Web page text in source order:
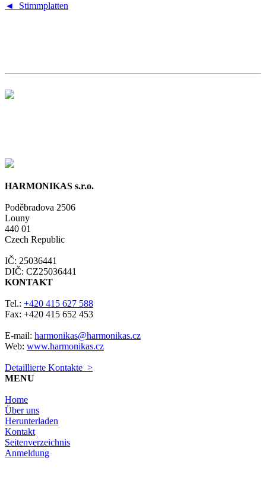
◄ Stimmplatten
HARMONIKAS s.r.o.
Poděbradova 2506
Louny
440 01
Czech Republic
IČ: 25036441
DIČ: CZ25036441
KONTAKT
Tel.: +420 415 627 588
Fax: +420 415 652 453
E-mail: harmonikas@harmonikas.cz
Web: www.harmonikas.cz
Detaillierte Kontakte >
MENU
Home
Über uns
Herunterladen
Kontakt
Seitenverzeichnis
Anmeldung